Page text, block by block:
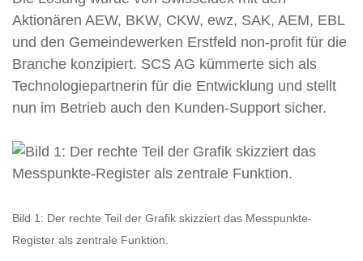
Aktionären AEW, BKW, CKW, ewz, SAK, AEM, EBL
und den Gemeindewerken Erstfeld non-profit für die
Branche konzipiert. SCS AG kümmerte sich als
Technologiepartnerin für die Entwicklung und stellt
nun im Betrieb auch den Kunden-Support sicher.
Bild 1: Der rechte Teil der Grafik skizziert das Messpunkte-
Register als zentrale Funktion.